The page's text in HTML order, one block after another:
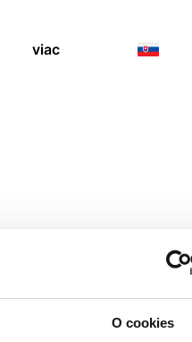
O cookies
viac